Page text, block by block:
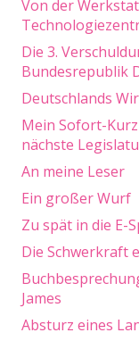
Von der
Die 3.
Bundesrepublik
Deutschlands
Mein Sofort-
nächste
An meine Leser
Ein großer Wurf
Zu spät in die E-
Die Schwerkraft
James
Absturz eines